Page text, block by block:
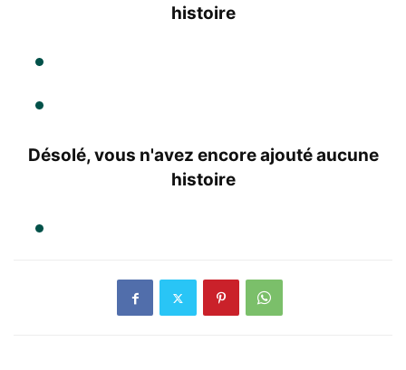
histoire
Désolé, vous n'avez encore ajouté aucune
histoire